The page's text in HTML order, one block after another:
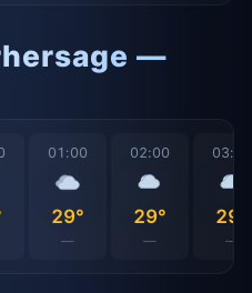
—
01:00
29°
—
02:00
29°
—
03:00
29°
—